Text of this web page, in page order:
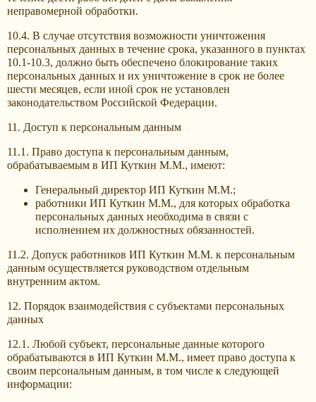
неправомерной обработки.
10.4. В случае отсутствия возможности уничтожения
персональных данных в течение срока, указанного в пунктах
10.1-10.3, должно быть обеспечено блокирование таких
персональных данных и их уничтожение в срок не более
шести месяцев, если иной срок не установлен
законодательством Российской Федерации.
11. Доступ к персональным данным
11.1. Право доступа к персональным данным,
обрабатываемым в ИП Куткин М.М., имеют:
Генеральный директор ИП Куткин М.М.;
работники ИП Куткин М.М., для которых обработка
персональных данных необходима в связи с
исполнением их должностных обязанностей.
11.2. Допуск работников ИП Куткин М.М. к персональным
данным осуществляется руководством отдельным
внутренним актом.
12. Порядок взаимодействия с субъектами персональных
данных
12.1. Любой субъект, персональные данные которого
обрабатываются в ИП Куткин М.М., имеет право доступа к
своим персональным данным, в том числе к следующей
информации: